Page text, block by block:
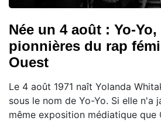
Née un 4 août : Yo-
pionnières du rap
Ouest
Le 4 août 1971 naît Yolanda
sous le nom de Yo-Yo. Si elle n'a
même exposition médiatique que